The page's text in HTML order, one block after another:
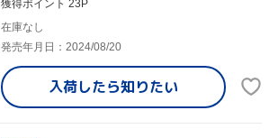
獲得ポイント 23P
在庫なし
発売年月日：2024/08/20
入荷したら知りたい